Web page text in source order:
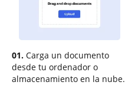
01. Carga un documento
desde tu ordenador o
almacenamiento en la nube.